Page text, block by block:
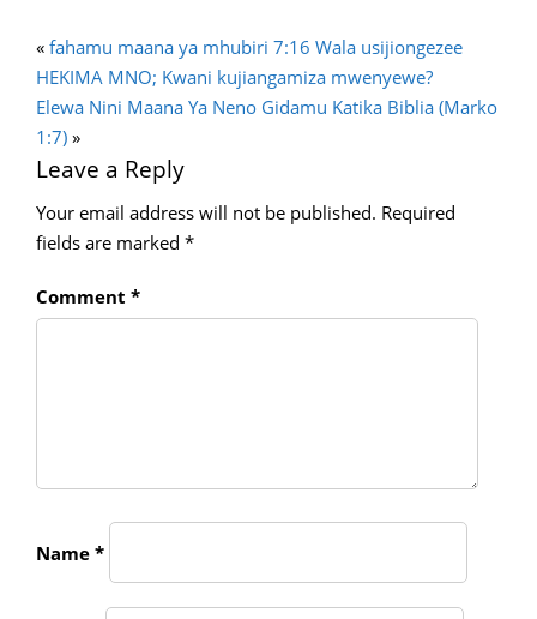
« fahamu maana ya mhubiri 7:16 Wala usijiongezee
HEKIMA MNO; Kwani kujiangamiza mwenyewe?
Elewa Nini Maana Ya Neno Gidamu Katika Biblia (Marko
1:7) »
Leave a Reply
Your email address will not be published. Required
fields are marked *
Comment *
Name *